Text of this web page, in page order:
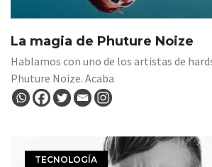
La magia de Phuture Noize
Hablamos con uno de los artistas de
Phuture Noize. Acaba
TECNOLOGÍA